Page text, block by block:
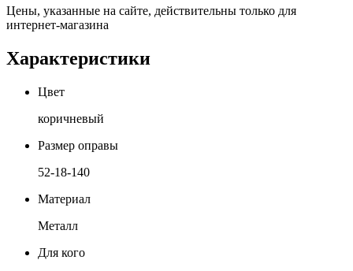
Цены, указанные на сайте, действительны только для
интернет-магазина
Характеристики
Цвет
коричневый
Размер оправы
52-18-140
Материал
Металл
Для кого